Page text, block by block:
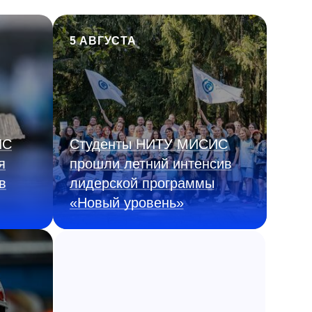
5 АВГУСТА
Студенты НИТУ МИСИС
прошли летний интенсив
лидерской программы
«Новый уровень»